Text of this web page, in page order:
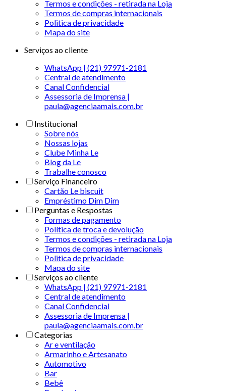
Termos e condições - retirada na Loja
Termos de compras internacionais
Politica de privacidade
Mapa do site
Serviços ao cliente
WhatsApp | (21) 97971-2181
Central de atendimento
Canal Confidencial
Assessoria de Imprensa |
paula@agenciaamais.com.br
Institucional
Sobre nós
Nossas lojas
Clube Minha Le
Blog da Le
Trabalhe conosco
Serviço Financeiro
Cartão Le biscuit
Empréstimo Dim Dim
Perguntas e Respostas
Formas de pagamento
Política de troca e devolução
Termos e condições - retirada na Loja
Termos de compras internacionais
Politica de privacidade
Mapa do site
Serviços ao cliente
WhatsApp | (21) 97971-2181
Central de atendimento
Canal Confidencial
Assessoria de Imprensa |
paula@agenciaamais.com.br
Categorias
Ar e ventilação
Armarinho e Artesanato
Automotivo
Bar
Bebê